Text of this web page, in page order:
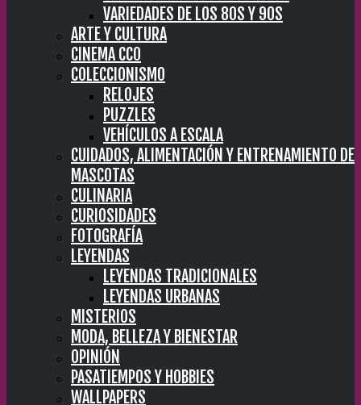
VARIEDADES DE LOS 80S Y 90S
ARTE Y CULTURA
CINEMA CC0
COLECCIONISMO
RELOJES
PUZZLES
VEHÍCULOS A ESCALA
CUIDADOS, ALIMENTACIÓN Y ENTRENAMIENTO DE
MASCOTAS
CULINARIA
CURIOSIDADES
FOTOGRAFÍA
LEYENDAS
LEYENDAS TRADICIONALES
LEYENDAS URBANAS
MISTERIOS
MODA, BELLEZA Y BIENESTAR
OPINIÓN
PASATIEMPOS Y HOBBIES
WALLPAPERS